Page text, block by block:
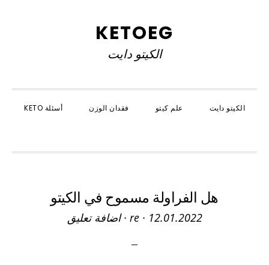
KETOEG
الكيتو دايت
الكيتو دايت علم كيتو فقدان الوزن أسئلة KETO
هل الفراولة مسموح في الكيتو
re· 12.01.2022
·اضافة تعليق